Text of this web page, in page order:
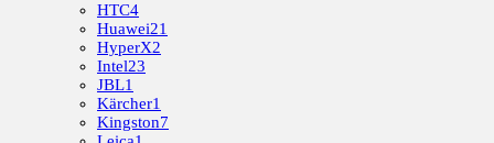
HTC4
Huawei21
HyperX2
Intel23
JBL1
Kärcher1
Kingston7